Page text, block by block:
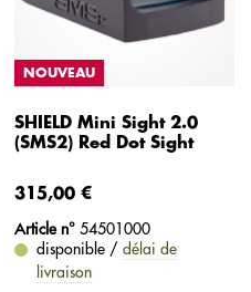
NOUVEAU
SHIELD Mini Sight 2.0
(SMS2) Red Dot Sight
315,00 €
Article n° 54501000
disponible / délai de
livraison